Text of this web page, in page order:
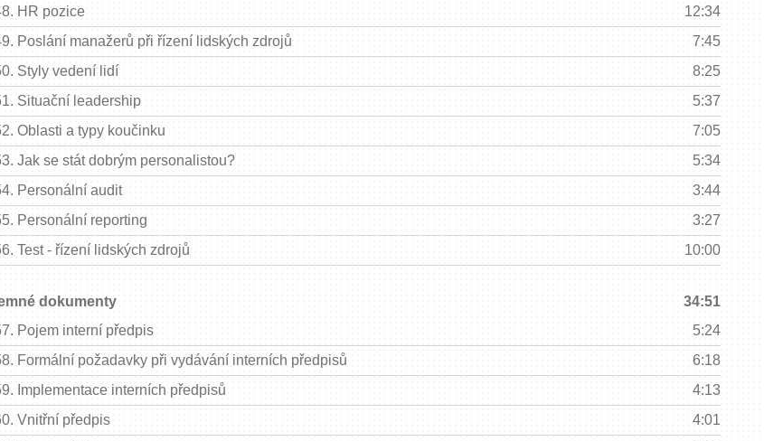
HR pozice
12:34
Poslání manažerů při řízení lidských zdrojů
7:45
Styly vedení lidí
8:25
Situační leadership
5:37
Oblasti a typy koučinku
7:05
Jak se stát dobrým personalistou?
5:34
Personální audit
3:44
Personální reporting
3:27
Test - řízení lidských zdrojů 10:00
dokumenty
34:51
Pojem interní předpis
5:24
Formální požadavky při vydávání interních předpisů
6:18
Implementace interních předpisů
4:13
Vnitřní předpis
4:01